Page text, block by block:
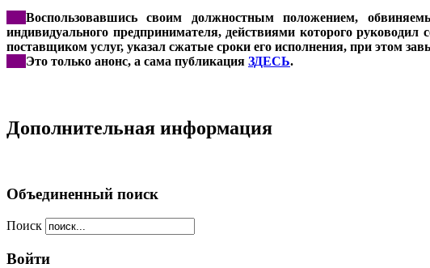
Воспользовавшись своим должностным положением,
индивидуального предпринимателя, действиями которого
поставщиком услуг, указал сжатые сроки его исполнения, при этом
Это только анонс, а сама публикация ЗДЕСЬ.
Дополнительная информация
Объединенный поиск
Поиск
Войти